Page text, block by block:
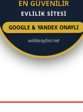
EN GÜVENİLİR
EVLİLİK SİTESİ
GOOGLE & YANDEX ONAYLI
evliliksayfasi.net